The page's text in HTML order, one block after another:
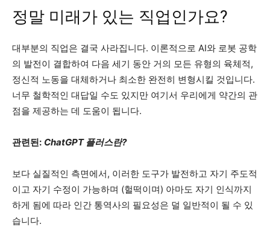
정말 미래가 있는 직업인가요?
대부분의 직업은 결국 사라집니다. 이론적으로 AI와 로봇 공학
의 발전이 결합하여 다음 세기 동안 거의 모든 유형의 육체적,
정신적 노동을 대체하거나 최소한 완전히 변형시킬 것입니다.
너무 철학적인 대답일 수도 있지만 여기서 우리에게 약간의 관
점을 제공하는 데 도움이 됩니다.
관련된: ChatGPT 플러스란?
보다 실질적인 측면에서, 이러한 도구가 발전하고 자기 주도적
이고 자기 수정이 가능하며 (헐떡이며) 아마도 자기 인식까지
하게 됨에 따라 인간 통역사의 필요성은 덜 일반적이 될 수 있
습니다.